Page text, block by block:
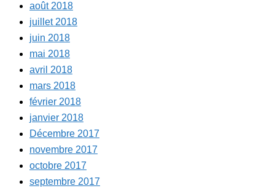
août 2018
juillet 2018
juin 2018
mai 2018
avril 2018
mars 2018
février 2018
janvier 2018
Décembre 2017
novembre 2017
octobre 2017
septembre 2017